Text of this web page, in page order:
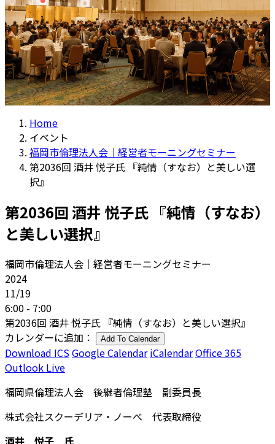
Home
イベント
福岡市倫理法人会｜経営者モーニングセミナー
第2036回 酒井 悦子氏 『純情（すなお）と美しい選
択』
第2036回 酒井 悦子氏 『純情（すなお）
と美しい選択』
福岡市倫理法人会｜経営者モーニングセミナー
2024
11/19
6:00 - 7:00
第2036回 酒井 悦子氏 『純情（すなお）と美しい選択』
カレンダーに追加：
Add To Calendar
Download ICSGoogle Calendar iCalendarOffice 365
Outlook Live
福岡県倫理法人会 後継者倫理塾 副委員長
株式会社スクーデリア・ノーべ 代表取締役
酒井 悦子
氏